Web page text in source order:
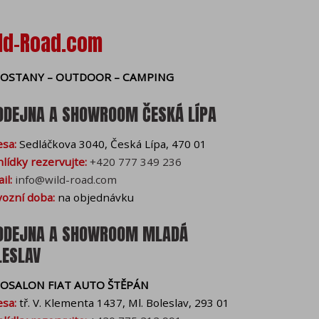
Road.com
– OUTDOOR – CAMPING
A SHOWROOM ČESKÁ LÍPA
Sedláčkova 3040, Česká Lípa, 470 01
rezervujte: +420 777 349 236
info@wild-road.com
doba:na objednávku
A SHOWROOM MLADÁ
FIAT AUTO ŠTĚPÁN
tř. V. Klementa 1437, Ml. Boleslav, 293 01
nástroje pro
stránek. Souhlas s
také povolit
vašeho souhlasu a
cookies nám
vám můžeme
cookies v prohlížeči